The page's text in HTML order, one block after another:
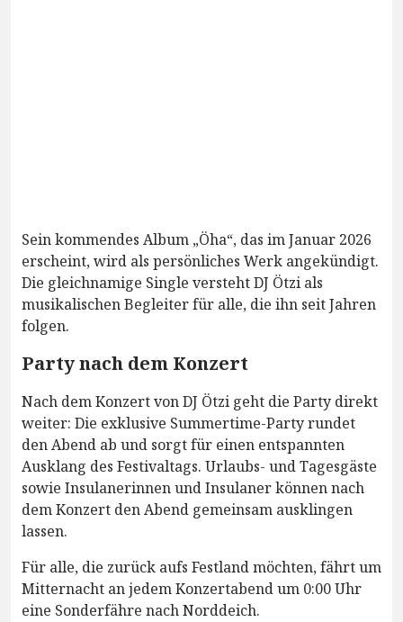
Sein kommendes Album „Öha“, das im Januar 2026
erscheint, wird als persönliches Werk angekündigt.
Die gleichnamige Single versteht DJ Ötzi als
musikalischen Begleiter für alle, die ihn seit Jahren
folgen.
Party nach dem Konzert
Nach dem Konzert von DJ Ötzi geht die Party direkt
weiter: Die exklusive Summertime-Party rundet
den Abend ab und sorgt für einen entspannten
Ausklang des Festivaltags. Urlaubs- und Tagesgäste
sowie Insulanerinnen und Insulaner können nach
dem Konzert den Abend gemeinsam ausklingen
lassen.
Für alle, die zurück aufs Festland möchten, fährt um
Mitternacht an jedem Konzertabend um 0:00 Uhr
eine Sonderfähre nach Norddeich.